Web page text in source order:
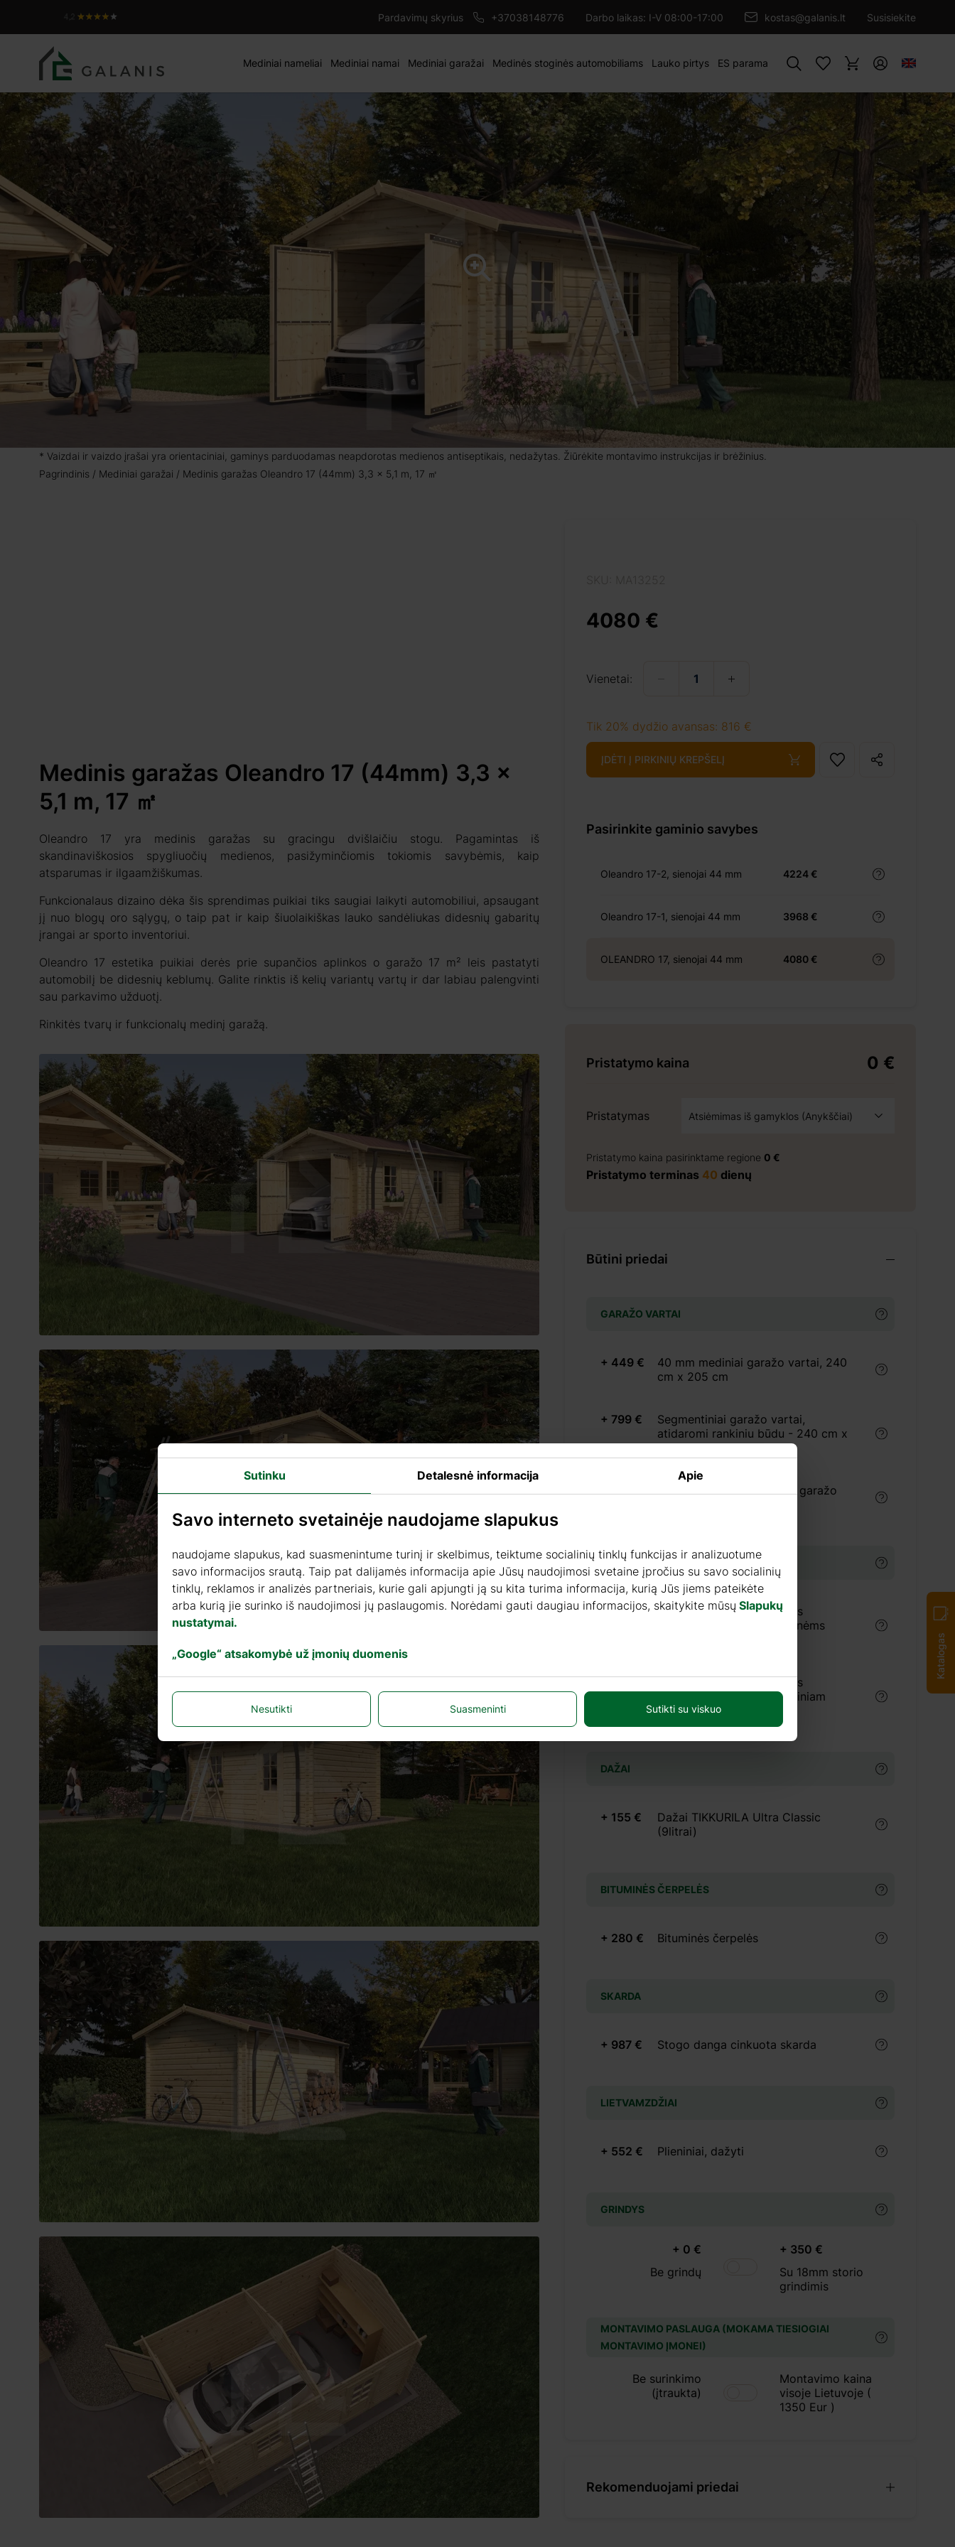
Pardavimų skyrius +37038148776 Darbo laikas: I-V 08:00-17:00 kostas@galanis.lt
Susisiekite
Paieška
Mediniai nameliai Mediniai namai Mediniai garažai Medinės stoginės automobiliams Lauko pirtys ES parama
* Vaizdai ir vaizdo įrašai yra orientaciniai, gaminys parduodamas neapdorotas medienos antiseptikais, nedažytas. Žiūrėkite montavimo instrukcijas ir brėžinius.
Pagrindinis
Mediniai garažai Medinis garažas Oleandro 17 (44mm) 3,3 x 5,1 m, 17 ㎡
Medinis garažas Oleandro 17 (44mm) 3,3 x
5,1 m, 17 ㎡
Oleandro 17 yra medinis garažas su gracingu dvišlaičiu stogu. Pagamintas iš
skandinaviškosios spygliuočių medienos, pasižyminčiomis tokiomis savybėmis, kaip
atsparumas ir ilgaamžiškumas.
Funkcionalaus dizaino dėka šis sprendimas puikiai tiks saugiai laikyti automobiliui, apsaugant
jį nuo blogų oro sąlygų, o taip pat ir kaip šiuolaikiškas lauko sandėliukas didesnių gabaritų
įrangai ar sporto inventoriui.
Oleandro 17 estetika puikiai derės prie supančios aplinkos o garažo 17 m² leis pastatyti
automobilį be didesnių keblumų. Galite rinktis iš kelių variantų vartų ir dar labiau palengvinti
sau parkavimo užduotį.
Rinkitės tvarų ir funkcionalų medinį garažą.
4080 €
Vienetai:
Tik 20% dydžio avansas: 816 €
ĮDĖTI Į PIRKINIŲ KREPŠELĮ
Pasirinkite gaminio savybes
Oleandro 17-2, sienojai 44 mm 4224 €
Oleandro 17-1, sienojai 44 mm 3968 €
OLEANDRO 17, sienojai 44 mm 4080 €
Pristatymo kaina 0 €
Pristatymas Atsiėmimas iš gamyklos (Anykščiai)
Pristatymo kaina pasirinktame regione 0 €
Pristatymo terminas 40 dienų
Būtini priedai
GARAŽO VARTAI
+ 449 €
40 mm mediniai garažo vartai, 240
cm x 205 cm
+ 799 €
Segmentiniai garažo vartai,
atidaromi rankiniu būdu - 240 cm x
205 cm
+ 1199 €
Automatiniai segmentiniai garažo
PRODUKTAI MEDIENOS APDOROJIMUI
+ 69 €
Koncentruotas antiseptikas
medienai 1:9 (5 litrai), vidinėms
Koncentruotas antiseptikas
medienai 1:9 (5 litrai), išoriniam
naudojimui
DAŽAI
+ 155 €
Dažai TIKKURILA Ultra Classic
(9litrai)
BITUMINĖS ČERPELĖS
+ 280 € Bituminės čerpelės
SKARDA
+ 987 € Stogo danga cinkuota skarda
LIETVAMZDŽIAI
+ 552 € Plieniniai, dažyti
GRINDYS
+ 0 €
Be grindų
+ 350 €
Su 18mm storio
grindimis
MONTAVIMO PASLAUGA (MOKAMA TIESIOGIAI
MONTAVIMO ĮMONEI)
Be surinkimo
(įtraukta)
Montavimo kaina
visoje Lietuvoje (
1350 Eur )
Rekomenduojami priedai
Katalogas
Sutinku Detalesnė informacija Apie
Savo interneto svetainėje naudojame slapukus
naudojame slapukus, kad suasmenintume turinį ir skelbimus, teiktume socialinių tinklų funkcijas ir analizuotume
savo informacijos srautą. Taip pat dalijamės informacija apie Jūsų naudojimosi svetaine įpročius su savo socialinių
tinklų, reklamos ir analizės partneriais, kurie gali apjungti ją su kita turima informacija, kurią Jūs jiems pateikėte
arba kurią jie surinko iš naudojimosi jų paslaugomis. Norėdami gauti daugiau informacijos, skaitykite mūsų Slapukų
nustatymai.
„Google“ atsakomybė už įmonių duomenis
Nesutikti Suasmeninti Sutikti su viskuo